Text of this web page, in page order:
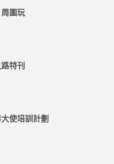
周圍玩
特刊
使培訓計劃